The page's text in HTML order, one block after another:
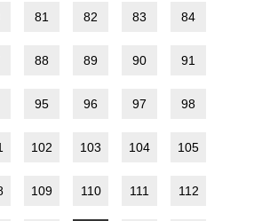
81 82 83 84
88 89 90 91
95 96 97 98
102 103 104 105
109 110 111 112